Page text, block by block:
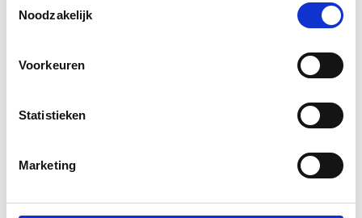
We slaan je cookievoorkeur op in je browser.
Noodzakelijk
Voorkeuren
Statistieken
Marketing